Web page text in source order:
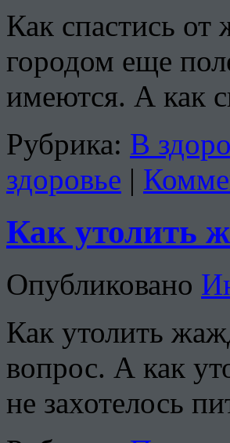
Как спастись
городом еще
имеются. А как
Рубрика: В
здоровье |
Как утолить
Опубликовано
Как утолить
вопрос. А как
не захотелось